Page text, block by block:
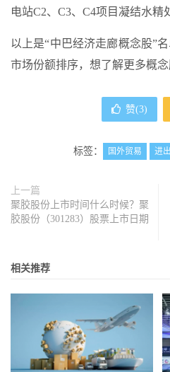
电站C2、C3、C4项目凝结水精
以上是“中巴经济走廊概念股”
市场份额排序，想了解更多概
赞(3)
标签： 国外贸易 进
上一篇
聚胶股份上市时间什么时候？聚
胶股份（301283）股票上市日期
相关推荐